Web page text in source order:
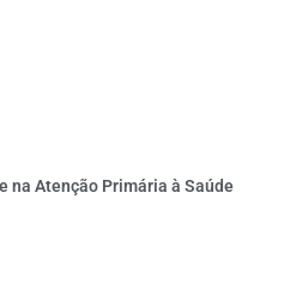
na Atenção Primária à Saúde